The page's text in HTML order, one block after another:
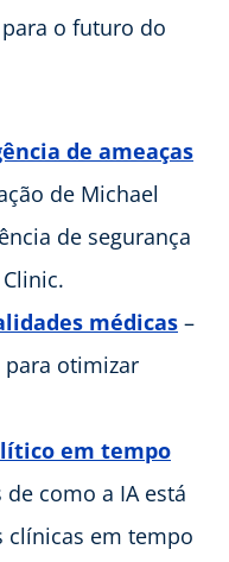
o futuro do
de ameaças
de Michael
de segurança
médicas –
para otimizar
em tempo
como a IA está
clínicas em tempo